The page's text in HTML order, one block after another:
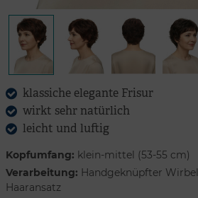
klassiche elegante Frisur
wirkt sehr natürlich
leicht und luftig
Kopfumfang: klein-mittel (53-55 cm)
Verarbeitung: Handgeknüpfter
Haaransatz